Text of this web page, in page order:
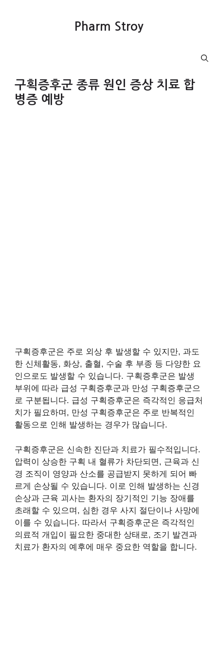
Pharm Stroy
구획증후군 종류 원인 증상 치료 합
병증 예방
구획증후군은 주로 외상 후 발생할 수 있지만, 과도
한 신체활동, 화상, 출혈, 수술 후 부종 등 다양한 요
인으로도 발생할 수 있습니다. 구획증후군은 발생
부위에 따라 급성 구획증후군과 만성 구획증후군으
로 구분됩니다. 급성 구획증후군은 즉각적인 응급처
치가 필요하며, 만성 구획증후군은 주로 반복적인
활동으로 인해 발생하는 경우가 많습니다.
구획증후군은 신속한 진단과 치료가 필수적입니다.
압력이 상승한 구획 내 혈류가 차단되면, 근육과 신
경 조직이 영양과 산소를 공급받지 못하게 되어 빠
르게 손상될 수 있습니다. 이로 인해 발생하는 신경
손상과 근육 괴사는 환자의 장기적인 기능 장애를
초래할 수 있으며, 심한 경우 사지 절단이나 사망에
이를 수 있습니다. 따라서 구획증후군은 즉각적인
의료적 개입이 필요한 중대한 상태로, 조기 발견과
치료가 환자의 예후에 매우 중요한 역할을 합니다.